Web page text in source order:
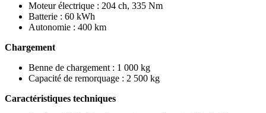
Moteur électrique : 204 ch, 335 Nm
Batterie : 60 kWh
Autonomie : 400 km
Chargement
Benne de chargement : 1 000 kg
Capacité de remorquage : 2 500 kg
Caractéristiques techniques